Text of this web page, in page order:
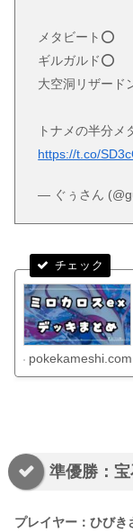
メタビート⭕️
ギルガルド⭕️
大空洞リザード
トナメの半分
https://t.co/
— ぐぅさん
pokekameshi.com
準優勝：
プレイヤー：ひびき